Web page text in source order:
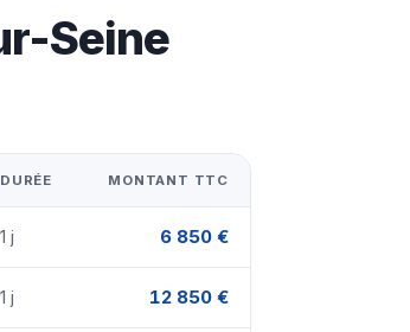
Seine
DURÉE MONTANT TTC
1 j 6 850 €
1 j 12 850 €